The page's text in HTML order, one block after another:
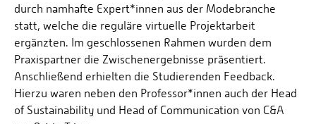
durch namhafte Expert*innen aus der Modebranche
statt, welche die reguläre virtuelle Projektarbeit
ergänzten. Im geschlossenen Rahmen wurden dem
Praxispartner die Zwischenergebnisse präsentiert.
Anschließend erhielten die Studierenden Feedback.
Hierzu waren neben den Professor*innen auch der Head
of Sustainability und Head of Communication von C&A